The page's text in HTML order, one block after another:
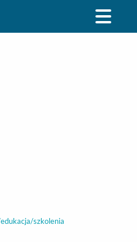
szkolenia